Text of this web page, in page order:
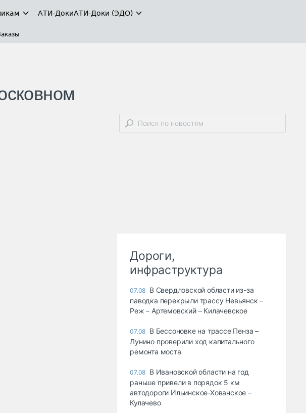
АТИ-ДокиАТИ-Доки (ЭДО)
Дороги,
инфраструктура
07.08 В Свердловской области из-за
паводка перекрыли трассу Невьянск –
Реж – Артемовский – Килачевское
07.08 В Бессоновке на трассе Пенза –
Лунино проверили ход капитального
ремонта моста
07.08 В Ивановской области на год
раньше привели в порядок 5 км
автодороги Ильинское-Хованское –
Кулачево